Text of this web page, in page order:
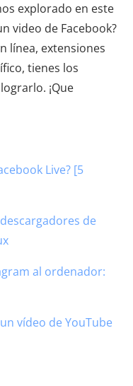
explorado en este
video de Facebook?
línea, extensiones
tienes los
¡Que
Live? [5
de
al ordenador:
vídeo de YouTube